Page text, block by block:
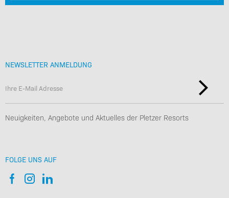
NEWSLETTER ANMELDUNG
Neuigkeiten, Angebote und Aktuelles der Pletzer Resorts
FOLGE UNS AUF